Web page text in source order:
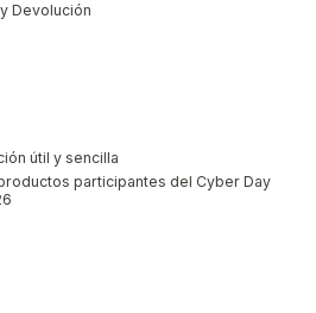
Devolución
útil y sencilla
participantes del Cyber Day